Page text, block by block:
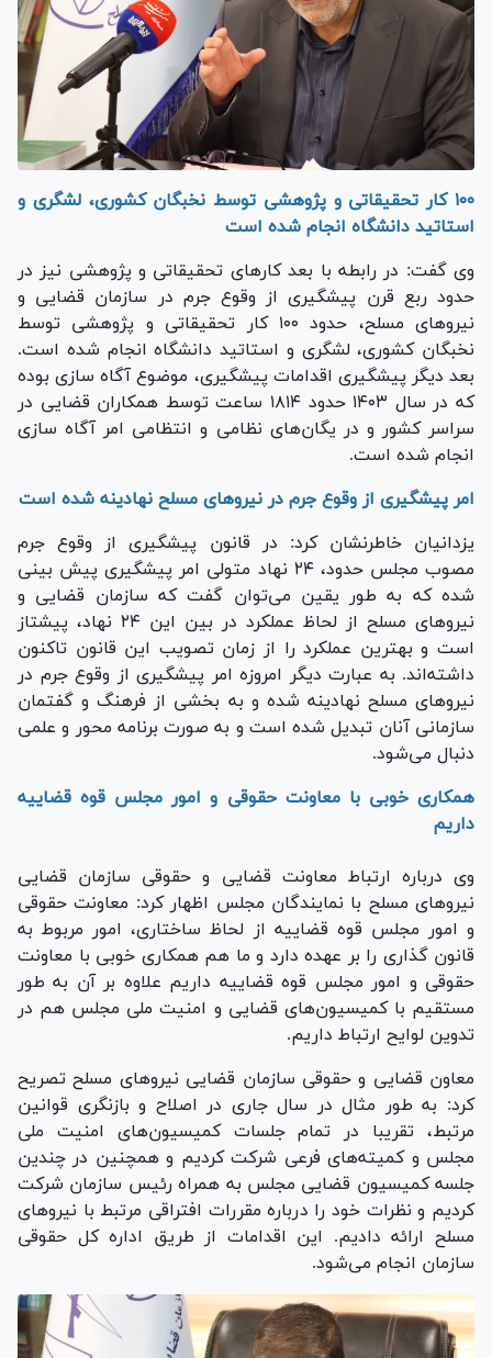
۱۰۰ کار تحقیقاتی و پژوهشی توسط نخبگان کشوری، لشگری و
استاتید دانشگاه انجام شده است
وی گفت: در رابطه با بعد کار‌های تحقیقاتی و پژوهشی نیز در
حدود ربع قرن پیشگیری از وقوع جرم در سازمان قضایی و
نیرو‌های مسلح، حدود ۱۰۰ کار تحقیقاتی و پژوهشی توسط
نخبگان کشوری، لشگری و استاتید دانشگاه انجام شده است.
بعد دیگر پیشگیری اقدامات پیشگیری، موضوع آگاه سازی بوده
که در سال ۱۴۰۳ حدود ۱۸۱۴ ساعت توسط همکاران قضایی در
سراسر کشور و در یگان‌های نظامی و انتظامی امر آگاه سازی
انجام شده است.
امر پیشگیری از وقوع جرم در نیرو‌های مسلح نهادینه شده است
یزدانیان خاطرنشان کرد: در قانون پیشگیری از وقوع جرم
مصوب مجلس حدود، ۲۴ نهاد متولی امر پیشگیری پیش بینی
شده که به طور یقین می‌توان گفت که سازمان قضایی و
نیرو‌های مسلح از لحاظ عملکرد در بین این ۲۴ نهاد، پیشتاز
است و بهترین عملکرد را از زمان تصویب این قانون تاکنون
داشته‌اند. به عبارت دیگر امروزه امر پیشگیری از وقوع جرم در
نیرو‌های مسلح نهادینه شده و به بخشی از فرهنگ و گفتمان
سازمانی آنان تبدیل شده است و به صورت برنامه محور و علمی
دنبال می‌شود.
همکاری خوبی با معاونت حقوقی و امور مجلس قوه قضاییه
داریم
وی درباره ارتباط معاونت قضایی و حقوقی سازمان قضایی
نیروهای مسلح با نمایندگان مجلس اظهار کرد: معاونت حقوقی
و امور مجلس قوه قضاییه از لحاظ ساختاری، امور مربوط به
قانون گذاری را بر عهده دارد و ما هم همکاری خوبی با معاونت
حقوقی و امور مجلس قوه قضاییه داریم علاوه بر آن به طور
مستقیم با کمیسیون‌های قضایی و امنیت ملی مجلس هم در
تدوین لوایح ارتباط داریم.
معاون قضایی و حقوقی سازمان قضایی نیروهای مسلح تصریح
کرد: به طور مثال در سال جاری در اصلاح و بازنگری قوانین
مرتبط، تقریبا در تمام جلسات کمیسیون‌های امنیت ملی
مجلس و کمیته‌های فرعی شرکت کردیم و همچنین در چندین
جلسه کمیسیون قضایی مجلس به همراه رئیس سازمان شرکت
کردیم و نظرات خود را درباره مقررات افتراقی مرتبط با نیرو‌های
مسلح ارائه دادیم. این اقدامات از طریق اداره کل حقوقی
سازمان انجام می‌شود.